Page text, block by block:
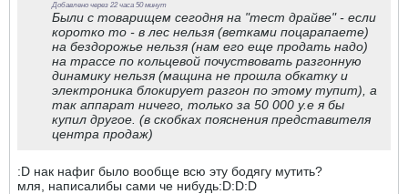
Добавлено через 22 часа 50 минут
Были с товарищем сегодня на "тест драйве" - если
коротко то - в лес нельзя (ветками поцарапаете)
на бездорожье нельзя (нам его еще продать надо)
на трассе по кольцевой почуствовать разгонную
динамику нельзя (мащина не прошла обкатку и
электроника блокирует разгон по этому тупит), а
так аппарат ничего, только за 50 000 у.е я бы
купил другое. (в скобках пояснения представителя
центра продаж)
:D нак нафиг было вообще всю эту бодягу мутить?
мля, написалибы сами че нибудь:D:D:D